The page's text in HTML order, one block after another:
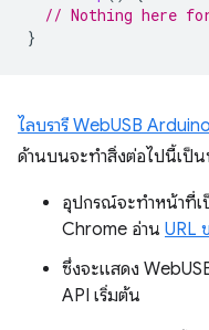
// Nothing here
}
ไลบรารี WebUSB Arduino
ด้านบนจะทําสิ่งต่อไปนี้เป็
อุปกรณ์จะทำหน้าที่เ
Chrome อ่าน URL
ซึ่งจะแสดง
API เริ่มต้น